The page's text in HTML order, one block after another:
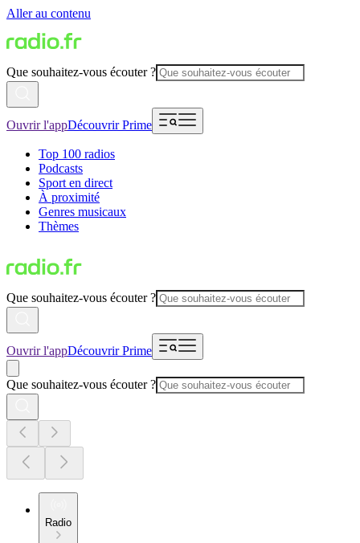
Aller au contenu
Que souhaitez-vous écouter ?
Ouvrir l'appDécouvrir Prime
Top 100 radios
Podcasts
Sport en direct
À proximité
Genres musicaux
Thèmes
Que souhaitez-vous écouter ?
Ouvrir l'appDécouvrir Prime
Que souhaitez-vous écouter ?
Radio